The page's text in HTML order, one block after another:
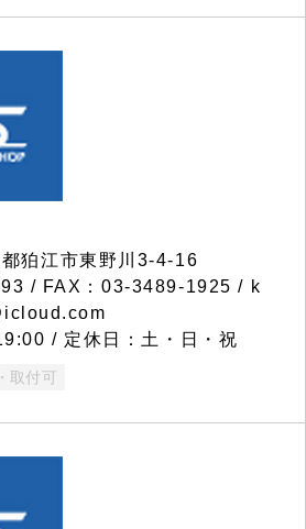
狛江市東野川3-4-16
/ FAX：03-3489-1925 / k
/ 定休日：土・日・祝
取付可